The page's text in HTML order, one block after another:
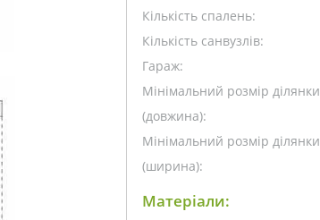
Кількість спалень:
Кількість санвузлів:
Гараж:
Мінімальний розмір ділянки
(довжина):
Мінімальний розмір ділянки
(ширина):
Матеріали: